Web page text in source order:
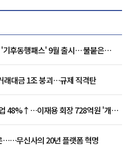
기후동행패스' 9월 출시… 불붙은
래대금 1조 붕괴…규제 직격탄
48%↑…이재용 회장 728억원 '개인
……무신사의 20년 플랫폼 혁명